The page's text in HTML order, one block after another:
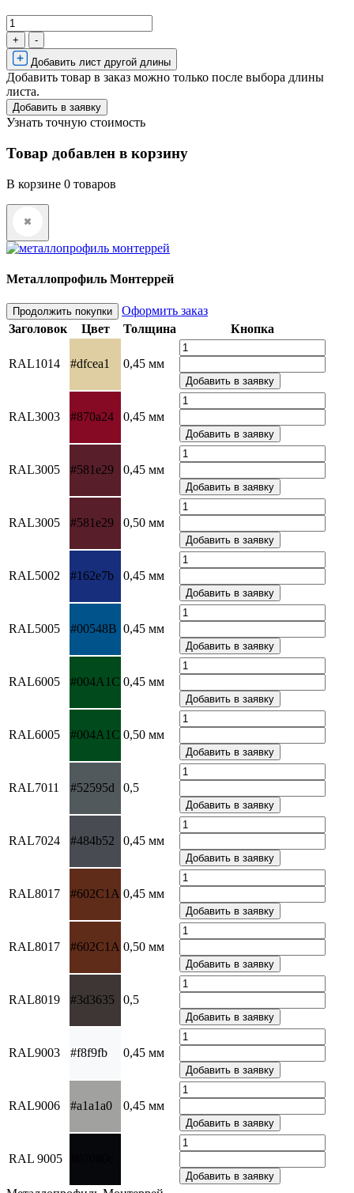
+
-
Добавить лист другой длины
Добавить товар в заказ можно только после выбора длины
листа.
Узнать точную стоимость
Товар добавлен в корзину
В корзине 0 товаров
Металлопрофиль Монтеррей
Продолжить покупки
Оформить заказ
Заголовок
Цвет Толщина Кнопка
RAL1014 #dfcea1 0,45 мм
RAL3003 #870a24 0,45 мм
RAL3005 #581e29 0,45 мм
RAL3005 #581e29 0,50 мм
RAL5002 #162e7b 0,45 мм
RAL5005 #00548B 0,45 мм
RAL6005 #004A1C 0,45 мм
RAL6005 #004A1C 0,50 мм
RAL7011 #52595d 0,5
RAL7024 #484b52 0,45 мм
RAL8017 #602C1A 0,45 мм
RAL8017 #602C1A 0,50 мм
RAL8019 #3d3635 0,5
RAL9003 #f8f9fb 0,45 мм
RAL9006 #a1a1a0 0,45 мм
RAL 9005